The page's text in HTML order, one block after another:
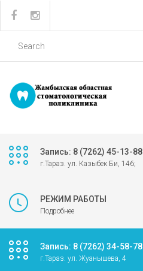
Запись: 8 (7262) 45-13-88
г.Тараз. ул. Казыбек Би, 146;
РЕЖИМ РАБОТЫ
Подробнее
Запись: 8 (7262) 34-58-78
г.Тараз. ул. Жуанышева, 4